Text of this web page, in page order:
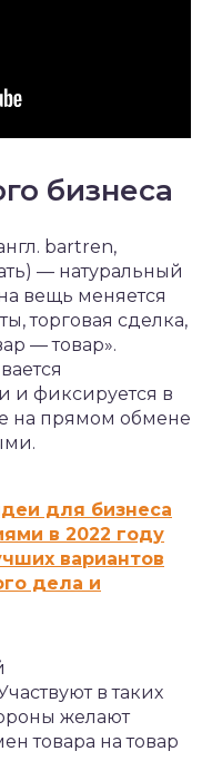
бизнеса
bartren,
— натуральный
вещь меняется
торговая сделка,
— товар».
и фиксируется в
на прямом обмене
для бизнеса
в 2022 году
вариантов
дела и
в таких
желают
товара на товар